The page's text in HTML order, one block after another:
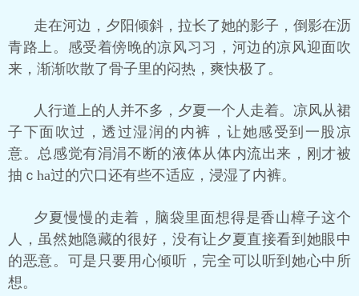
走在河边，夕阳倾斜，拉长了她的影子，倒影在沥
青路上。感受着傍晚的凉风习习，河边的凉风迎面吹
来，渐渐吹散了骨子里的闷热，爽快极了。
人行道上的人并不多，夕夏一个人走着。凉风从裙
子下面吹过，透过湿润的内裤，让她感受到一股凉
意。总感觉有涓涓不断的液体从体内流出来，刚才被
抽ｃha过的穴口还有些不适应，浸湿了内裤。
夕夏慢慢的走着，脑袋里面想得是香山樟子这个
人，虽然她隐藏的很好，没有让夕夏直接看到她眼中
的恶意。可是只要用心倾听，完全可以听到她心中所
想。